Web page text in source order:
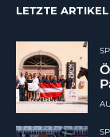
LETZTE ARTIKEL